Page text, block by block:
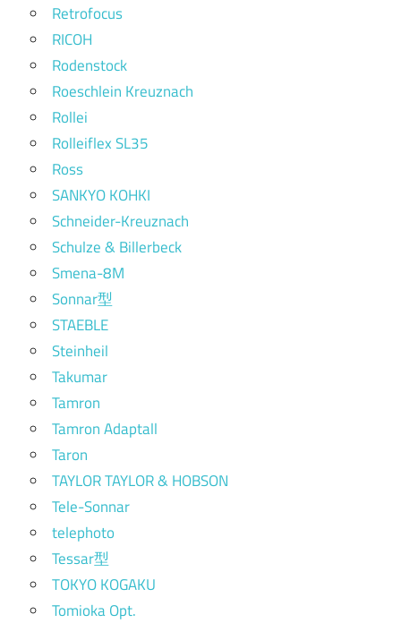
Retrofocus
RICOH
Rodenstock
Roeschlein Kreuznach
Rollei
Rolleiflex SL35
Ross
SANKYO KOHKI
Schneider-Kreuznach
Schulze & Billerbeck
Smena-8M
Sonnar型
STAEBLE
Steinheil
Takumar
Tamron
Tamron Adaptall
Taron
TAYLOR TAYLOR & HOBSON
Tele-Sonnar
telephoto
Tessar型
TOKYO KOGAKU
Tomioka Opt.